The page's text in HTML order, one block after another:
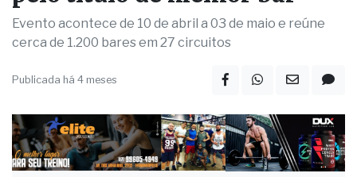
Evento acontece de 10 de abril a 03 de maio e reúne
cerca de 1.200 bares em 27 circuitos
Publicada há 4 meses